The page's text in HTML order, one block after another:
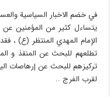
في خضم الاخبار السياسية
يتساءل كثير من المؤمنين عن
الإمام المهدي المنتظر (ع) ،
تطلعهم للبحث عن المنقذ و
تركيزهم للبحث عن إرهاصات
لقرب الفرج ..